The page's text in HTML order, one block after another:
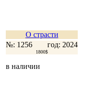
О страсти
№: 1256
год: 2024
1800$
в наличии